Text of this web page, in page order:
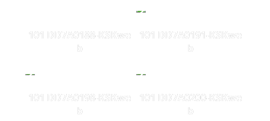
101 DD7A0188-KSKwe
b
101 DD7A0191-KSKwe
b
101 DD7A0198-KSKwe
b
101 DD7A0200-KSKwe
b